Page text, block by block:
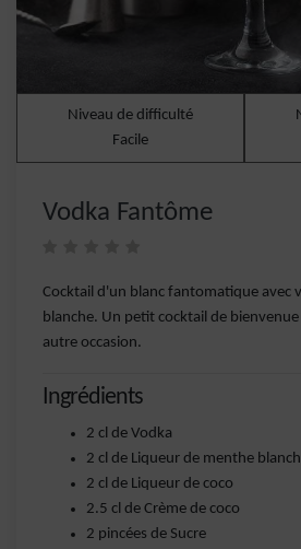
Niveau de difficulté
Facile
Vodka Fantôme
Cocktail d'un blanc fantomatique avec
blanche. Un petit cocktail de
autre occasion.
Ingrédients
2 cl de Vodka
2 cl de Liqueur de menthe
2 cl de Liqueur de coco
2.5 cl de Crème de coco
2 pincées de Sucre